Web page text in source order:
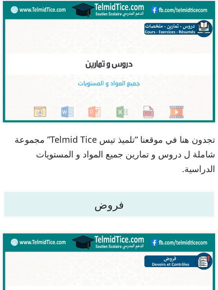
تجدون هنا في موقعنا “تلميذ تيس Telmid Tice” مجموعة
شاملة ل دروس و تمارين جميع المواد و المستويات
الدراسية.
فروض